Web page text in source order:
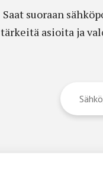
Saat suoraan
tärkeitä asioita ja